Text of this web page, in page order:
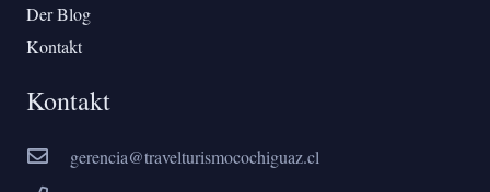
Der Blog
Kontakt
Kontakt
gerencia@travelturismocochiguaz.cl